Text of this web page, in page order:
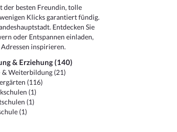
der besten Freundin, tolle
Klicks garantiert fündig.
Entdecken Sie
oder Entspannen einladen,
inspirieren.
& Erziehung (140)
& Weiterbildung (21)
(116)
(1)
(1)
(1)